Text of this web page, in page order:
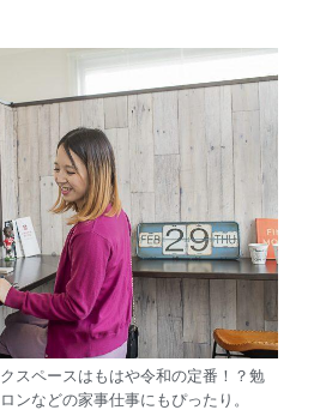
スペースはもはや令和の定番！？勉
ンなどの家事仕事にもぴったり。